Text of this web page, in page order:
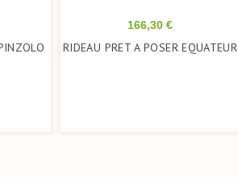
Prix
166,30 €
RIDEAU PRET A POSER EQUATEUR